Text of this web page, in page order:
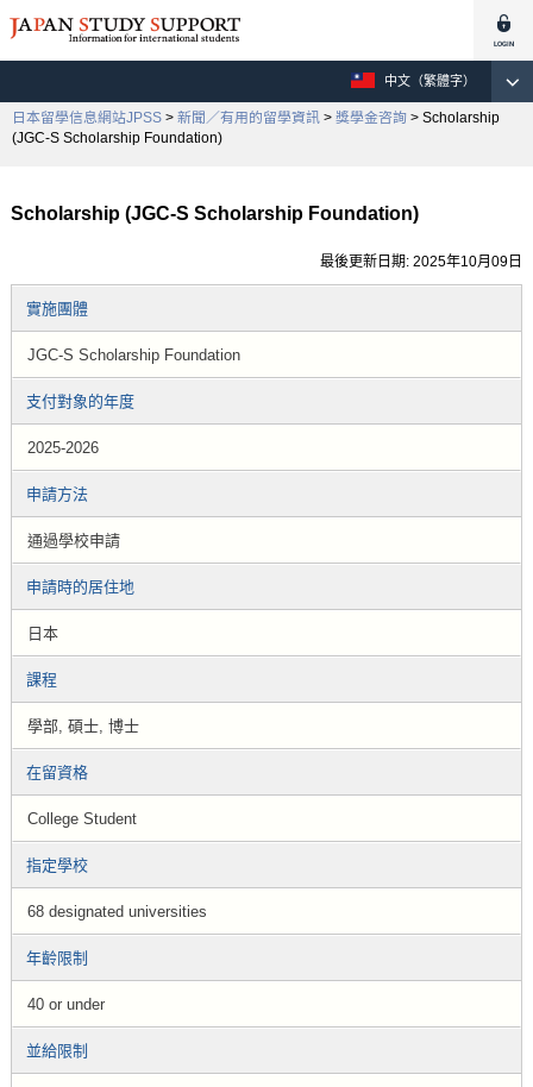
中文（繁體字）
日本留學信息網站JPSS > 新聞／有用的留學資訊 > 獎學金咨詢 > Scholarship
(JGC-S Scholarship Foundation)
Scholarship (JGC-S Scholarship Foundation)
最後更新日期: 2025年10月09日
實施團體
JGC-S Scholarship Foundation
支付對象的年度
2025-2026
申請方法
通過學校申請
申請時的居住地
日本
課程
學部, 碩士, 博士
在留資格
College Student
指定學校
68 designated universities
年齡限制
40 or under
並給限制